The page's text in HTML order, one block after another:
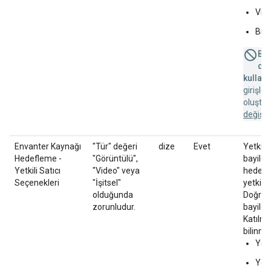
girişler,
Envanter Kaynağı
Hedefleme -
Yetkili Satıcı
Seçenekleri
"Tür" değeri
"Görüntülü",
"Video" veya
"İşitsel"
olduğunda
zorunludur.
dize Evet
Yetkili
yetkili